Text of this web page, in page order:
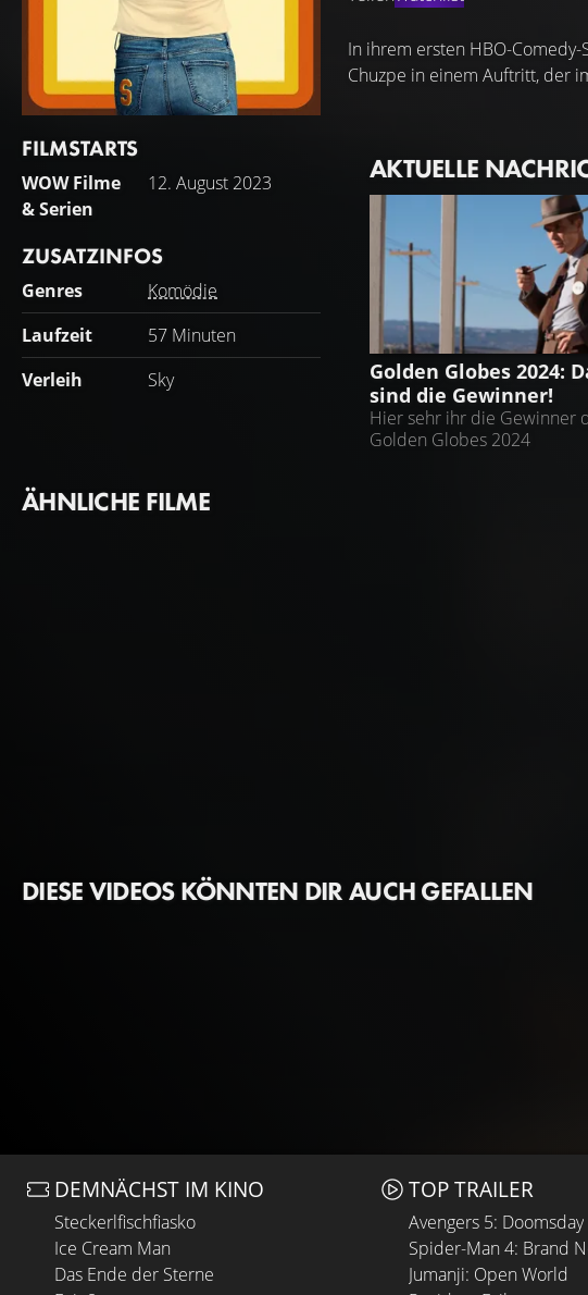
FILMSTARTS
WOW Filme
& Serien
12. August 2023
ZUSATZINFOS
Genres
Komödie
Laufzeit
57 Minuten
Verleih
Sky
In ihrem ersten HBO-
Chuzpe in einem Auftritt, der
AKTUELLE
GOLDEN GLOBES
Golden Globes 2024:
sind die Gewinner!
Hier sehr ihr die Gewinner
Golden Globes 2024
ÄHNLICHE FILME
DIESE VIDEOS KÖNNTEN DIR AUCH GEFALLEN
DEMNÄCHST IM KINO
Steckerlfischfiasko
Ice Cream Man
Das Ende der Sterne
TOP TRAILER
Avengers 5: Doomsday
Spider-Man 4: Brand
Jumanji: Open World